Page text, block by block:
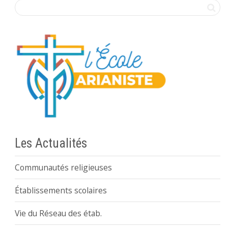
Les Actualités
Communautés religieuses
Établissements scolaires
Vie du Réseau des étab.